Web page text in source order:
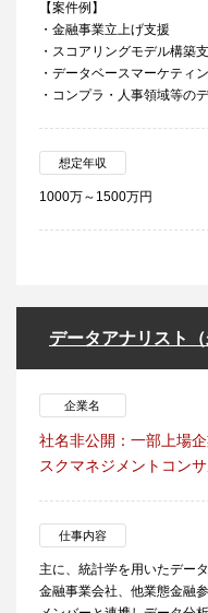
【案件例】
・金融事業立上げ支援
・スコアリングモデル構築
・データベースマーケティ
・コンプラ・人事領域等の
想定年収
1000万～1500万円
データアナリスト（
企業名
社名非公開：一部上場
スクマネジメントコン
仕事内容
主に、統計学を用いたデー
金融事業会社、他業態金融